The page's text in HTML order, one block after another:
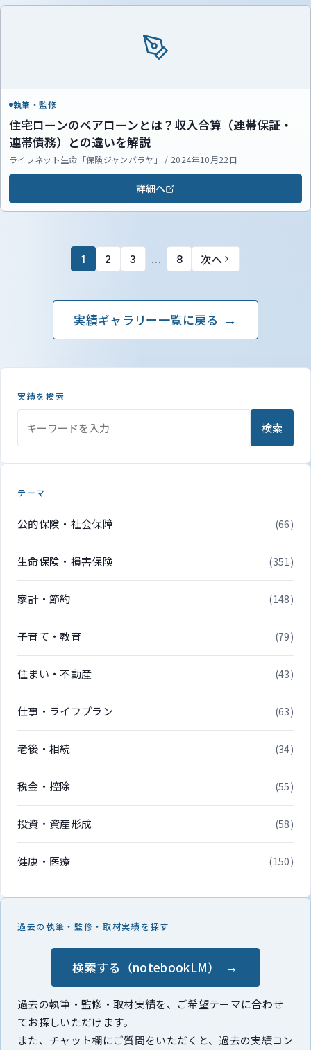
執筆・監修
住宅ローンのペアローンとは？収入合算（連帯保証・
連帯債務）との違いを解説
ライフネット生命「保険ジャンバラヤ」 / 2024年10月22日
詳細へ
1 2 3 … 8 次へ
実績ギャラリー一覧に戻る
実績を検索
検索
テーマ
公的保険・社会保障 (66)
生命保険・損害保険 (351)
家計・節約 (148)
子育て・教育 (79)
住まい・不動産 (43)
仕事・ライフプラン (63)
老後・相続 (34)
税金・控除 (55)
投資・資産形成 (58)
健康・医療 (150)
過去の執筆・監修・取材実績を探す
検索する（notebookLM）
過去の執筆・監修・取材実績を、ご希望テーマに合わせ
てお探しいただけます。
また、チャット欄にご質問をいただくと、過去の実績コン